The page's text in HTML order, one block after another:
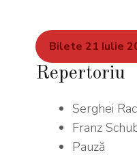
Bilete 21 Iulie
Repertoriu
Serghei
Franz
Pauză